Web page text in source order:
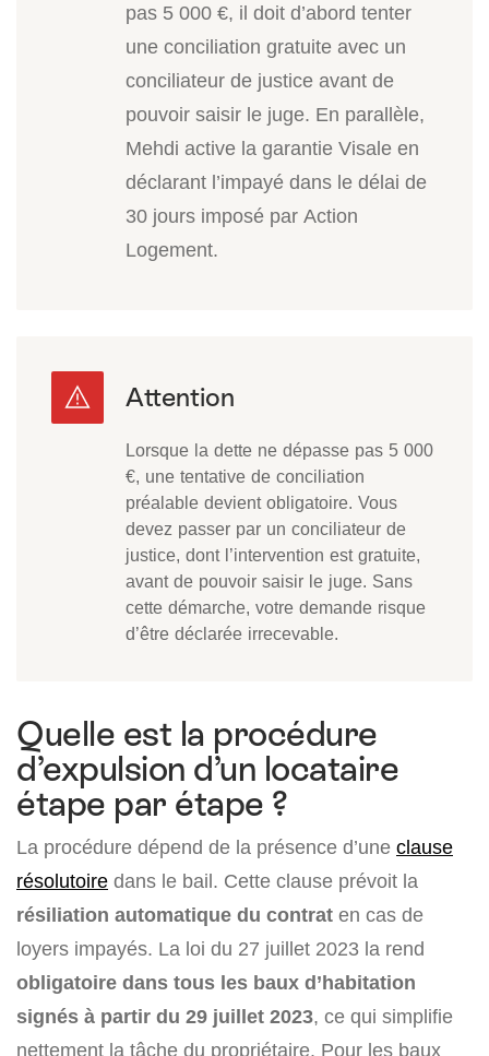
pas 5 000 €, il doit d’abord tenter
une conciliation gratuite avec un
conciliateur de justice avant de
pouvoir saisir le juge. En parallèle,
Mehdi active la garantie Visale en
déclarant l’impayé dans le délai de
30 jours imposé par Action
Logement.
Lorsque la dette ne dépasse pas 5 000
€, une tentative de conciliation
préalable devient obligatoire. Vous
devez passer par un conciliateur de
justice, dont l’intervention est gratuite,
avant de pouvoir saisir le juge. Sans
cette démarche, votre demande risque
d’être déclarée irrecevable.
Quelle est la procédure
d’expulsion d’un locataire
étape par étape ?
La procédure dépend de la présence d’une clause
résolutoire dans le bail. Cette clause prévoit la
résiliation automatique du contrat en cas de
loyers impayés. La loi du 27 juillet 2023 la rend
obligatoire dans tous les baux d’habitation
signés à partir du 29 juillet 2023, ce qui simplifie
nettement la tâche du propriétaire. Pour les baux